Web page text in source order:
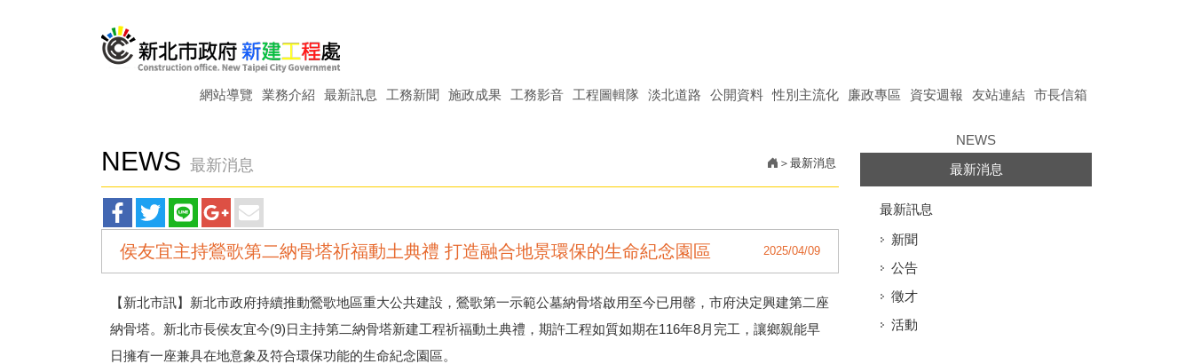
網站導覽 業務介紹 最新訊息 工務新聞 施政成果 工務影音 工程圖輯隊 淡北道路 公開資料 性別主流化 廉政專區 資安週報 友站連結 市長信箱
最新消息
NEWS 最新消息
facebook
分
twitter
分
line
分
googleplus
分
main
分
2025/04/09
侯友宜主持鶯歌第二納骨塔祈福動土典禮 打造融合地景環保的生命紀念園區
【新北市訊】 新北市政府持續推動鶯歌地區重大公共建設，鶯歌第一示範公墓納骨塔啟用至今已用罄， 市府決定興建第二座
納骨塔。新北市長侯友宜今(9)日主持第二納骨塔新建工程祈福動土典禮，期許工程如質如期在116年8月完工，讓鄉親能早
日擁有一座兼具在地意象及符合環保功能的生命紀念園區。
NEWS
最新消息
最新訊息
新聞
公告
徵才
活動